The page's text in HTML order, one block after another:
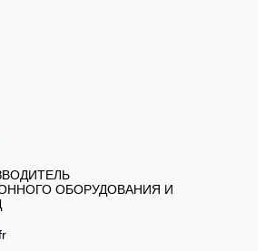
ОБОРУДОВАНИЯ И